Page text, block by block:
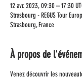
12 avr. 2023, 09:30 – 17:30
Strasbourg - REGUS Tour
Strasbourg, France
À propos de
Venez découvrir les